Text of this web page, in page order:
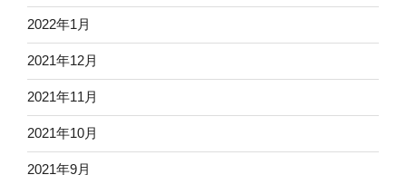
2022年1月
2021年12月
2021年11月
2021年10月
2021年9月